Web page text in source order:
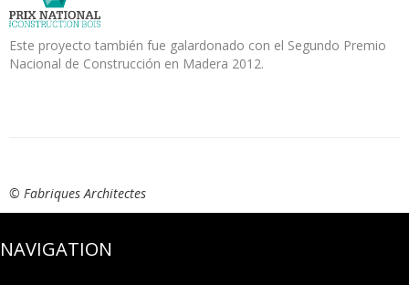
Este proyecto también fue galardonado con el Segundo Premio
Nacional de Construcción en Madera 2012.
© Fabriques Architectes
NAVIGATION